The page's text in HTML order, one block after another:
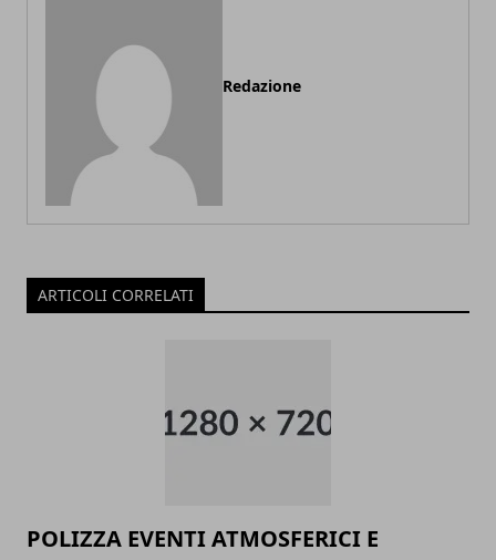
Redazione
ARTICOLI CORRELATI
POLIZZA EVENTI ATMOSFERICI E